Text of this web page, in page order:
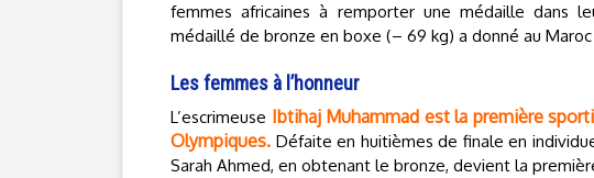
femmes africaines à remporter une médaille dans
médaillé de bronze en boxe (– 69 kg) a donné au
Les femmes à l’honneur
L’escrimeuse Ibtihaj Muhammad est la première
Olympiques. Défaite en huitièmes de finale en
Sarah Ahmed, en obtenant le bronze, devient la